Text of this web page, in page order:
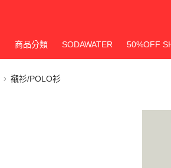
商品分類 SODAWATER 50%OFF
襯衫/POLO衫